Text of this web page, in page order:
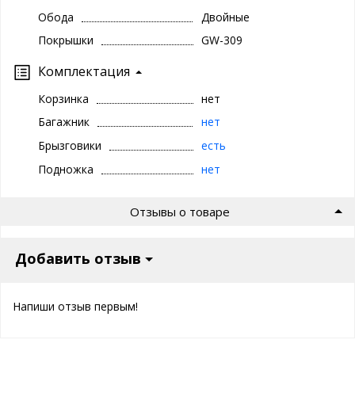
Обода
Двойные
Покрышки
GW-309
Комплектация
Корзинка
нет
Багажник
нет
Брызговики
есть
Подножка
нет
Отзывы о товаре
Добавить отзыв
Напиши отзыв первым!